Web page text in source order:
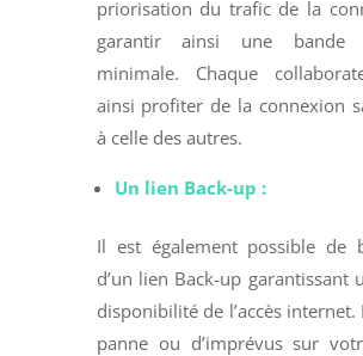
priorisation du trafic de la
garantir ainsi une bande
minimale. Chaque
ainsi profiter de la connexion
à celle des autres.
Un lien Back-up :
Il est également possible de
d’un lien Back-up garantissant
disponibilité de l’accès internet.
panne ou d’imprévus sur